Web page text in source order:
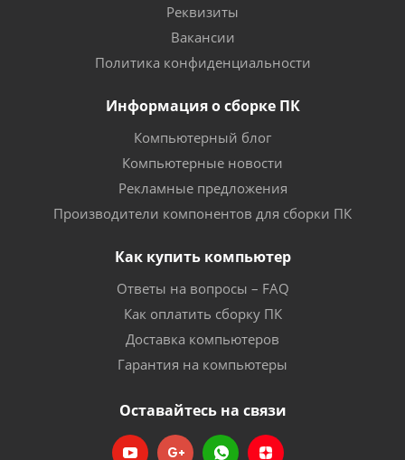
Реквизиты
Вакансии
Политика конфиденциальности
Информация о сборке ПК
Компьютерный блог
Компьютерные новости
Рекламные предложения
Производители компонентов для сборки ПК
Как купить компьютер
Ответы на вопросы – FAQ
Как оплатить сборку ПК
Доставка компьютеров
Гарантия на компьютеры
Оставайтесь на связи